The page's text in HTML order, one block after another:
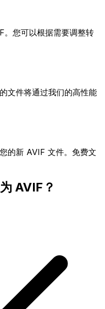
。您可以根据需要调整转
文件将通过我们的高性能
的新 AVIF 文件。免费文
AVIF？